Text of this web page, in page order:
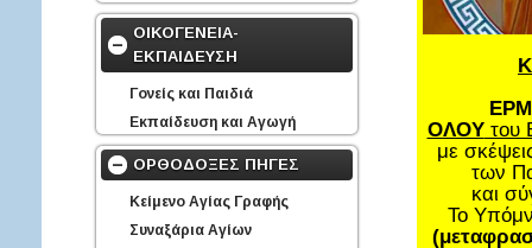
ΟΙΚΟΓΕΝΕΙΑ-
ΕΚΠΑΙΔΕΥΣΗ
Γονείς και Παιδιά
Εκπαίδευση και Αγωγή
ΟΡΘΟΔΟΞΕΣ ΠΗΓΕΣ
Κείμενο Αγίας Γραφής
Συναξάρια Αγίων
ΟΛΟΥτου
με
των
και
Το